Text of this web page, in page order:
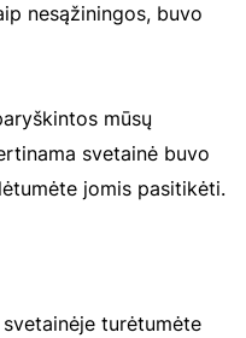
nesąžiningos, buvo
mūsų
svetainė buvo
jomis pasitikėti.
turėtumėte